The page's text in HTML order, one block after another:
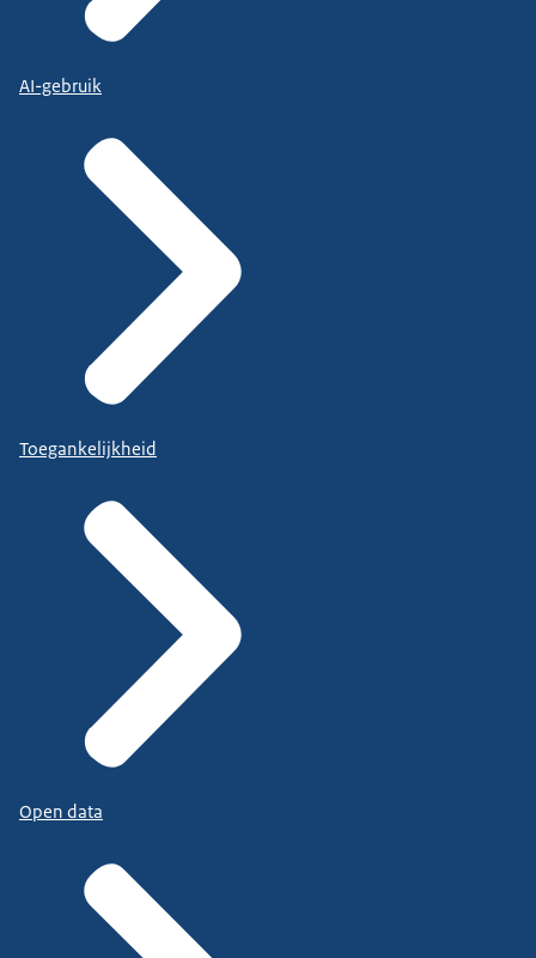
AI-gebruik
Toegankelijkheid
Open data